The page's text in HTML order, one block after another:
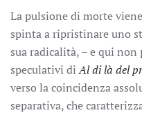
La pulsione di morte
spinta a ripristinare uno
sua radicalità, – e qui
speculativi diAl di là del
verso la coincidenza
separativa, che